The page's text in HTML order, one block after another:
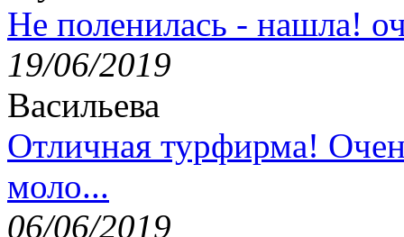
Не поленилась - нашла!
19/06/2019
Васильева
Отличная турфирма!
моло...
06/06/2019